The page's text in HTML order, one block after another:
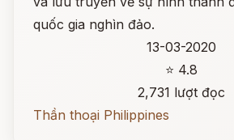
quốc gia nghìn đảo.
13-03-2020
⭐ 4.8
2,731 lượt đọc
Thần thoại Philippines